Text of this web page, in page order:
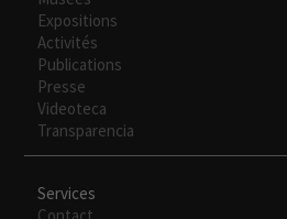
Expositions
Activités
Publications
Presse
Videoteca
Transparencia
Services
Contact